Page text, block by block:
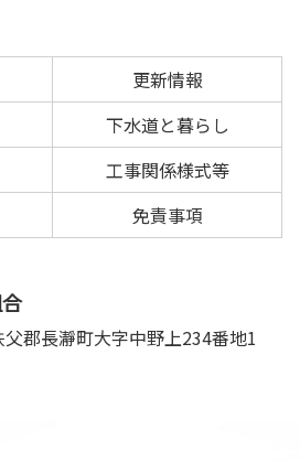
郡長瀞町大字中野上234番地1
更新情報
下水道と暮らし
工事関係様式等
免責事項